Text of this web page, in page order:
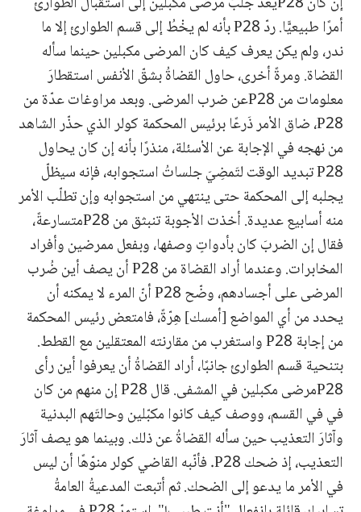
أمرًا طبيعيًّا. ردّ P28 بأنه لم يخْطُ إلى قسم الطوارئ إلا ما
ندر، ولم يكن يعرف كيف كان المرضى مكبلين حينما سأله
القضاة. ومرةً أخرى، حاول القضاةُ بشقّ الأنفس استقطارَ
معلومات من P28عن ضرب المرضى. وبعد مراوغات عدّة من
P28، ضاق الأمر ذَرعًا برئيس المحكمة كولر الذي حذّر الشاهد
من نهجه في الإجابة عن الأسئلة، منذرًا بأنه إن كان يحاول
P28 تبديد الوقت لتَمضِيَ جلساتُ استجوابه، فإنه سيظلّ
يجلبه إلى المحكمة حتى ينتهي من استجوابه وإن تطلّب الأمر
منه أسابيع عديدة. أخذت الأجوبة تنبثق من P28متسارعةً،
فقال إن الضربَ كان بأدواتٍ وصفها، وبفعل ممرضين وأفراد
المخابرات. وعندما أراد القضاة من P28 أن يصف أين ضُرب
المرضى على أجسادهم، وضّح P28 أنّ المرء لا يمكنه أن
يحدد من أي المواضع [أمسك] هِرّةً، فامتعض رئيس المحكمة
من إجابة P28 واستغرب من مقارنته المعتقلين مع القطط.
بتنحية قسم الطوارئ جانبًا، أراد القضاةُ أن يعرفوا أين رأى
P28مرضى مكبلين في المشفى. قال P28 إن منهم من كان
في في القسم، ووصف كيف كانوا مكبّلين وحالتَهم البدنية
وآثارَ التعذيب حين سأله القضاةُ عن ذلك. وبينما هو يصف آثارَ
التعذيب، إذ ضحك P28. فأنّبه القاضي كولر منوّهًا أن ليس
في الأمر ما يدعو إلى الضحك. ثم أتبعت المدعيةُ العامةُ